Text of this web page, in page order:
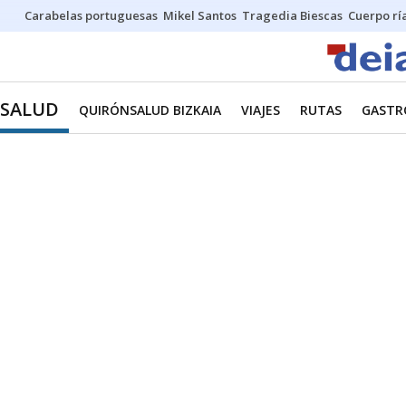
Carabelas portuguesas Mikel Santos Tragedia Biescas Cuerpo
SALUD QUIRÓNSALUD BIZKAIA VIAJES RUTAS